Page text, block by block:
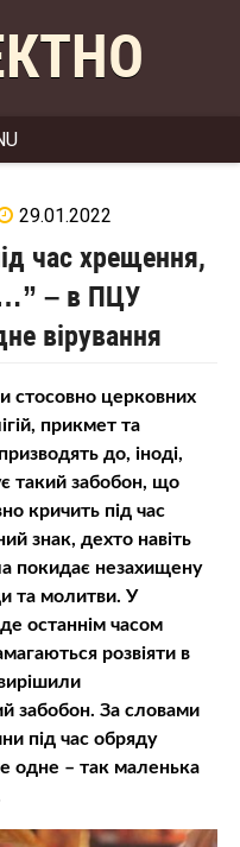
29.01.2022
час хрещення,
– в ПЦУ
вірування
стосовно церковних
прикмет та
до, іноді,
такий забобон, що
кричить під час
знак, дехто навіть
покидає незахищену
та молитви. У
останнім часом
розвіяти в
забобон. За словами
під час обряду
одне – так маленька